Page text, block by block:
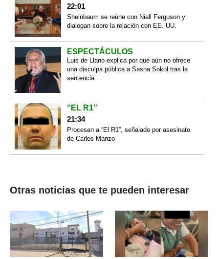
22:01
Sheinbaum se reúne con Niall Ferguson y
dialogan sobre la relación con EE. UU.
ESPECTÁCULOS
Luis de Llano explica por qué aún no ofrece
una disculpa pública a Sasha Sokol tras la
sentencia
“EL R1”
21:34
Procesan a “El R1”, señalado por asesinato
de Carlos Manzo
Otras noticias que te pueden interesar